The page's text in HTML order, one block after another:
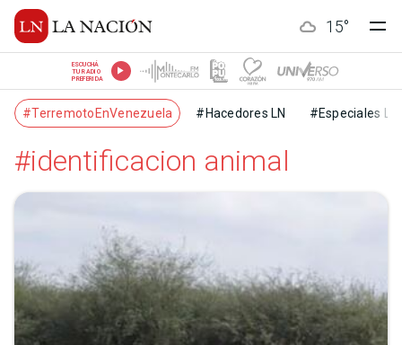
15°
ESCUCHÁ
TU RADIO
PREFERIDA
#TerremotoEnVenezuela #Hacedores LN #Especiales LN
#identificacion animal